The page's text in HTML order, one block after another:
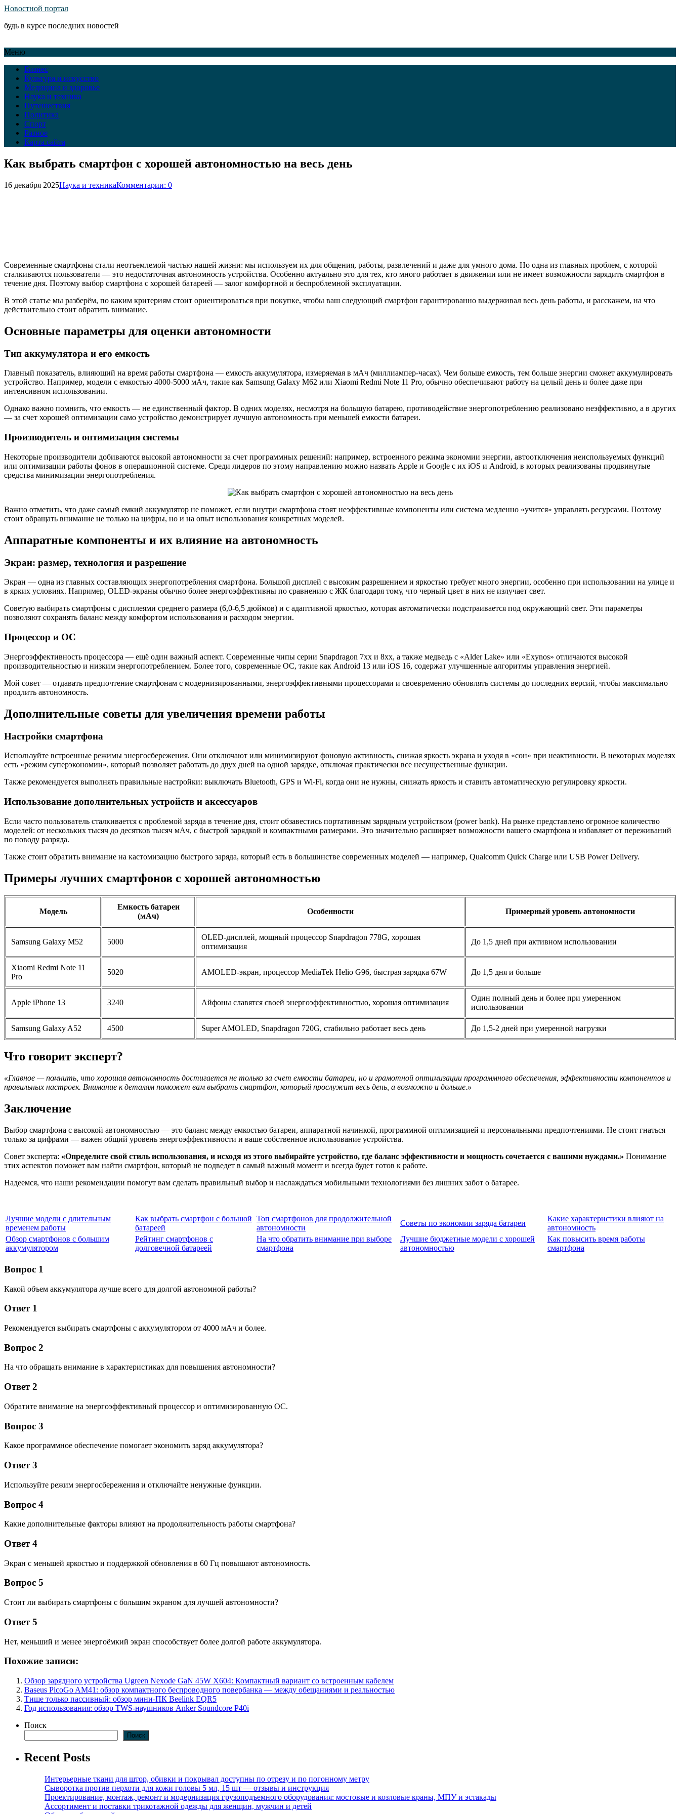
Новостной портал
будь в курсе последних новостей
Меню
Бизнес
Культура и искусство
Медицина и здоровье
Наука и техника
Путешествия
Политика
Спорт
Разное
Карта сайта
Как выбрать смартфон с хорошей автономностью на весь день
16 декабря 2025Наука и техникаКомментарии: 0
Современные смартфоны стали неотъемлемой частью нашей жизни: мы используем их для общения, работы, развлечений и даже для умного дома. Но одна из главных проблем, с которой
сталкиваются пользователи — это недостаточная автономность устройства. Особенно актуально это для тех, кто много работает в движении или не имеет возможности зарядить смартфон в
течение дня. Поэтому выбор смартфона с хорошей батареей — залог комфортной и беспроблемной эксплуатации.
В этой статье мы разберём, по каким критериям стоит ориентироваться при покупке, чтобы ваш следующий смартфон гарантированно выдерживал весь день работы, и расскажем, на что
действительно стоит обратить внимание.
Основные параметры для оценки автономности
Тип аккумулятора и его емкость
Главный показатель, влияющий на время работы смартфона — емкость аккумулятора, измеряемая в мАч (миллиампер-часах). Чем больше емкость, тем больше энергии сможет аккумулировать
устройство. Например, модели с емкостью 4000-5000 мАч, такие как Samsung Galaxy M62 или Xiaomi Redmi Note 11 Pro, обычно обеспечивают работу на целый день и более даже при
интенсивном использовании.
Однако важно помнить, что емкость — не единственный фактор. В одних моделях, несмотря на большую батарею, противодействие энергопотреблению реализовано неэффективно, а в других
— за счет хорошей оптимизации само устройство демонстрирует лучшую автономность при меньшей емкости батареи.
Производитель и оптимизация системы
Некоторые производители добиваются высокой автономности за счет программных решений: например, встроенного режима экономии энергии, автоотключения неиспользуемых функций
или оптимизации работы фонов в операционной системе. Среди лидеров по этому направлению можно назвать Apple и Google с их iOS и Android, в которых реализованы продвинутые
средства минимизации энергопотребления.
Важно отметить, что даже самый емкий аккумулятор не поможет, если внутри смартфона стоят неэффективные компоненты или система медленно «учится» управлять ресурсами. Поэтому
стоит обращать внимание не только на цифры, но и на опыт использования конкретных моделей.
Аппаратные компоненты и их влияние на автономность
Экран: размер, технология и разрешение
Экран — одна из главных составляющих энергопотребления смартфона. Большой дисплей с высоким разрешением и яркостью требует много энергии, особенно при использовании на улице и
в ярких условиях. Например, OLED-экраны обычно более энергоэффективны по сравнению с ЖК благодаря тому, что черный цвет в них не излучает свет.
Советую выбирать смартфоны с дисплеями среднего размера (6,0-6,5 дюймов) и с адаптивной яркостью, которая автоматически подстраивается под окружающий свет. Эти параметры
позволяют сохранять баланс между комфортом использования и расходом энергии.
Процессор и ОС
Энергоэффективность процессора — ещё один важный аспект. Современные чипы серии Snapdragon 7xx и 8xx, а также медведь с «Alder Lake» или «Exynos» отличаются высокой
производительностью и низким энергопотреблением. Более того, современные ОС, такие как Android 13 или iOS 16, содержат улучшенные алгоритмы управления энергией.
Мой совет — отдавать предпочтение смартфонам с модернизированными, энергоэффективными процессорами и своевременно обновлять системы до последних версий, чтобы максимально
продлить автономность.
Дополнительные советы для увеличения времени работы
Настройки смартфона
Используйте встроенные режимы энергосбережения. Они отключают или минимизируют фоновую активность, снижая яркость экрана и уходя в «сон» при неактивности. В некоторых моделях
есть «режим суперэкономии», который позволяет работать до двух дней на одной зарядке, отключая практически все несущественные функции.
Также рекомендуется выполнять правильные настройки: выключать Bluetooth, GPS и Wi-Fi, когда они не нужны, снижать яркость и ставить автоматическую регулировку яркости.
Использование дополнительных устройств и аксессуаров
Если часто пользователь сталкивается с проблемой заряда в течение дня, стоит обзавестись портативным зарядным устройством (power bank). На рынке представлено огромное количество
моделей: от нескольких тысяч до десятков тысяч мАч, с быстрой зарядкой и компактными размерами. Это значительно расширяет возможности вашего смартфона и избавляет от переживаний
по поводу разряда.
Также стоит обратить внимание на кастомизацию быстрого заряда, который есть в большинстве современных моделей — например, Qualcomm Quick Charge или USB Power Delivery.
Примеры лучших смартфонов с хорошей автономностью
Модель
Емкость батареи
(мАч)
Особенности Примерный уровень автономности
Samsung Galaxy M52 5000
OLED-дисплей, мощный процессор Snapdragon 778G, хорошая
оптимизация
До 1,5 дней при активном использовании
Xiaomi Redmi Note 11
Pro
5020 AMOLED-экран, процессор MediaTek Helio G96, быстрая зарядка 67W До 1,5 дня и больше
Apple iPhone 13 3240 Айфоны славятся своей энергоэффективностью, хорошая оптимизация
Один полный день и более при умеренном
использовании
Samsung Galaxy A52 4500 Super AMOLED, Snapdragon 720G, стабильно работает весь день До 1,5-2 дней при умеренной нагрузки
Что говорит эксперт?
«Главное — помнить, что хорошая автономность достигается не только за счет емкости батареи, но и грамотной оптимизации программного обеспечения, эффективности компонентов и
правильных настроек. Внимание к деталям поможет вам выбрать смартфон, который прослужит весь день, а возможно и дольше.»
Заключение
Выбор смартфона с высокой автономностью — это баланс между емкостью батареи, аппаратной начинкой, программной оптимизацией и персональными предпочтениями. Не стоит гнаться
только за цифрами — важен общий уровень энергоэффективности и ваше собственное использование устройства.
Совет эксперта: «Определите свой стиль использования, и исходя из этого выбирайте устройство, где баланс эффективности и мощность сочетается с вашими нуждами.» Понимание
этих аспектов поможет вам найти смартфон, который не подведет в самый важный момент и всегда будет готов к работе.
Надеемся, что наши рекомендации помогут вам сделать правильный выбор и наслаждаться мобильными технологиями без лишних забот о батарее.
Лучшие модели с длительным
временем работы
Как выбрать смартфон с большой
батареей
Топ смартфонов для продолжительной
автономности
Советы по экономии заряда батареи
Какие характеристики влияют на
автономность
Обзор смартфонов с большим
аккумулятором
Рейтинг смартфонов с
долговечной батареей
На что обратить внимание при выборе
смартфона
Лучшие бюджетные модели с хорошей
автономностью
Как повысить время работы
смартфона
Вопрос 1
Какой объем аккумулятора лучше всего для долгой автономной работы?
Ответ 1
Рекомендуется выбирать смартфоны с аккумулятором от 4000 мАч и более.
Вопрос 2
На что обращать внимание в характеристиках для повышения автономности?
Ответ 2
Обратите внимание на энергоэффективный процессор и оптимизированную ОС.
Вопрос 3
Какое программное обеспечение помогает экономить заряд аккумулятора?
Ответ 3
Используйте режим энергосбережения и отключайте ненужные функции.
Вопрос 4
Какие дополнительные факторы влияют на продолжительность работы смартфона?
Ответ 4
Экран с меньшей яркостью и поддержкой обновления в 60 Гц повышают автономность.
Вопрос 5
Стоит ли выбирать смартфоны с большим экраном для лучшей автономности?
Ответ 5
Нет, меньший и менее энергоёмкий экран способствует более долгой работе аккумулятора.
Похожие записи:
Обзор зарядного устройства Ugreen Nexode GaN 45W X604: Компактный вариант со встроенным кабелем
Baseus PicoGo AM41: обзор компактного беспроводного повербанка — между обещаниями и реальностью
Тише только пассивный: обзор мини-ПК Beelink EQR5
Год использования: обзор TWS-наушников Anker Soundcore P40i
Поиск
Поиск
Recent Posts
Интерьерные ткани для штор, обивки и покрывал доступны по отрезу и по погонному метру
Сыворотка против перхоти для кожи головы 5 мл, 15 шт — отзывы и инструкция
Проектирование, монтаж, ремонт и модернизация грузоподъемного оборудования: мостовые и козловые краны, МПУ и эстакады
Ассортимент и поставки трикотажной одежды для женщин, мужчин и детей